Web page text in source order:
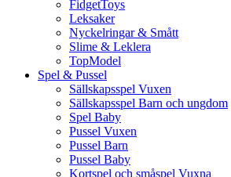
FidgetToys
Leksaker
Nyckelringar & Smått
Slime & Leklera
TopModel
Spel & Pussel
Sällskapsspel Vuxen
Sällskapsspel Barn och ungdom
Spel Baby
Pussel Vuxen
Pussel Barn
Pussel Baby
Kortspel och småspel Vuxna